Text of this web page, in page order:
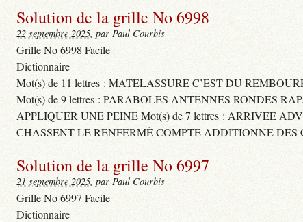
Solution de la grille No 6998
22 septembre 2025, par Paul Courbis
Grille No 6998 Facile
Dictionnaire
Mot(s) de 11 lettres : MATELASSURE C’EST DU
Mot(s) de 9 lettres : PARABOLES ANTENNES RONDES
APPLIQUER UNE PEINE Mot(s) de 7 lettres : ARRIVEE
CHASSENT LE RENFERMÉ COMPTE ADDITIONNE
Solution de la grille No 6997
21 septembre 2025, par Paul Courbis
Grille No 6997 Facile
Dictionnaire